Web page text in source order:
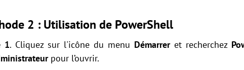
2 : Utilisation de PowerShell
1. Cliquez sur l'icône du menu Démarreret recherchez
pour l’ouvrir.